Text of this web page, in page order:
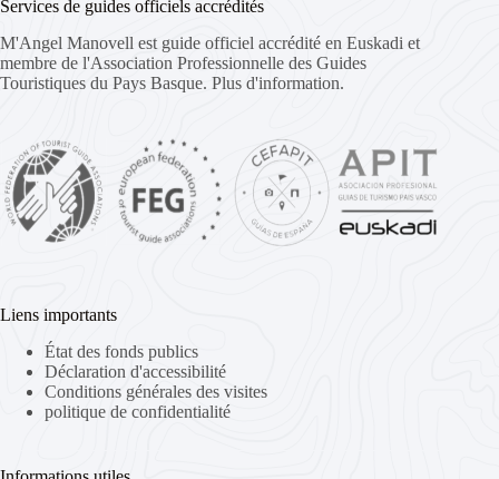
Services de guides officiels accrédités
M'Angel Manovell est guide officiel accrédité en Euskadi et
membre de l'Association Professionnelle des Guides
Touristiques du Pays Basque. Plus d'information.
Liens importants
État des fonds publics
Déclaration d'accessibilité
Conditions générales des visites
politique de confidentialité